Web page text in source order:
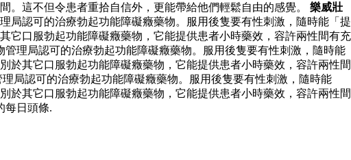
。這不但令患者重拾自信外，更能帶給他們輕鬆自由的感覺。 樂威壯
局認可的治療勃起功能障礙癥藥物。服用後隻要有性刺激，隨時能「提
它口服勃起功能障礙癥藥物，它能提供患者小時藥效，容許兩性間有充
管理局認可的治療勃起功能障礙癥藥物。服用後隻要有性刺激，隨時能
於其它口服勃起功能障礙癥藥物，它能提供患者小時藥效，容許兩性間
局認可的治療勃起功能障礙癥藥物。服用後隻要有性刺激，隨時能
於其它口服勃起功能障礙癥藥物，它能提供患者小時藥效，容許兩性間
每日頭條.